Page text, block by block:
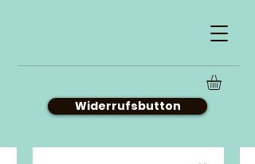
Widerrufsbutton